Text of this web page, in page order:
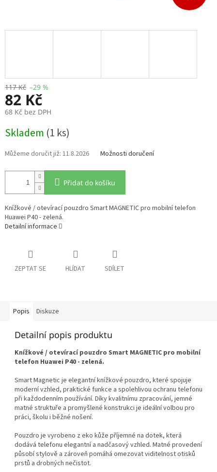
117 Kč –29 %
82 Kč
68 Kč bez DPH
cena:
Skladem (1 ks)
11.8.2026 Možnosti doručení
Přidat do košíku
Knížkové / otevírací pouzdro Smart MAGNETIC pro mobilní telefon
Huawei P40 - zelená.
Detailní informace
ZEPTAT SE HLÍDAT SDÍLET
Popis Diskuze
Detailní popis produktu
Knížkové / otevírací pouzdro Smart MAGNETIC pro mobilní
telefon Huawei P40 - zelená.
Smart Magnetic je elegantní knížkové pouzdro, které spojuje
moderní vzhled, praktické funkce a spolehlivou ochranu telefonu
při každodenním používání. Díky kvalitnímu zpracování, jemné
matné struktuře a promyšlené konstrukci je ideální volbou pro
práci, školu i běžné nošení.
Pouzdro je vyrobeno z eko kůže příjemné na dotek, která
dodává telefonu elegantní a nadčasový vzhled. Matné provedení
působí stylově a zároveň pomáhá omezovat viditelnost otisků
prstů a drobných nečistot.